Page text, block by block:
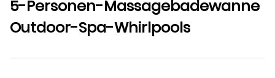
5-Personen-Massagebadewanne
Outdoor-Spa-Whirlpools